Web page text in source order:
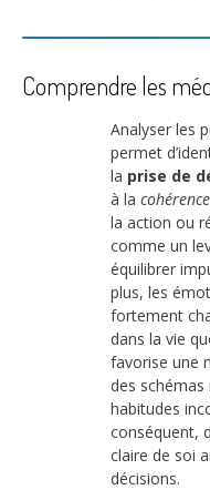
Comprendre les
Analyser les
permet
la prise de
à la
la action ou
comme un
équilibrer
plus, les
fortement
dans la vie
favorise une
des
habitudes
conséquent,
claire de soi
décisions.